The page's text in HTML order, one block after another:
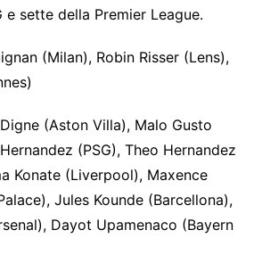
sette della Premier League.
(Milan), Robin Risser (Lens),
(Aston Villa), Malo Gusto
(PSG), Theo Hernandez
Konate (Liverpool), Maxence
Jules Kounde (Barcellona),
Dayot Upamenaco (Bayern